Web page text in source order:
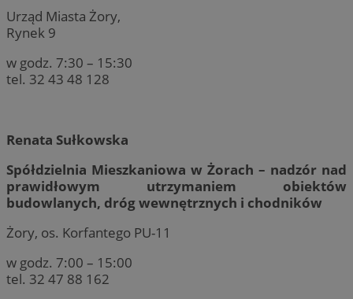
Urząd Miasta Żory,
Rynek 9
w godz. 7:30 – 15:30
tel. 32 43 48 128
Renata Sułkowska
Spółdzielnia Mieszkaniowa w Żorach – nadzór nad
prawidłowym utrzymaniem obiektów
budowlanych, dróg wewnętrznych i chodników
Żory, os. Korfantego PU-11
w godz. 7:00 – 15:00
tel. 32 47 88 162